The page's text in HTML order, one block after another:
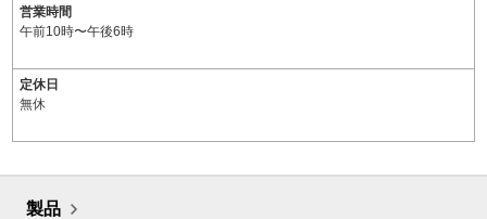
営業時間
午前10時〜午後6時
定休日
無休
製品